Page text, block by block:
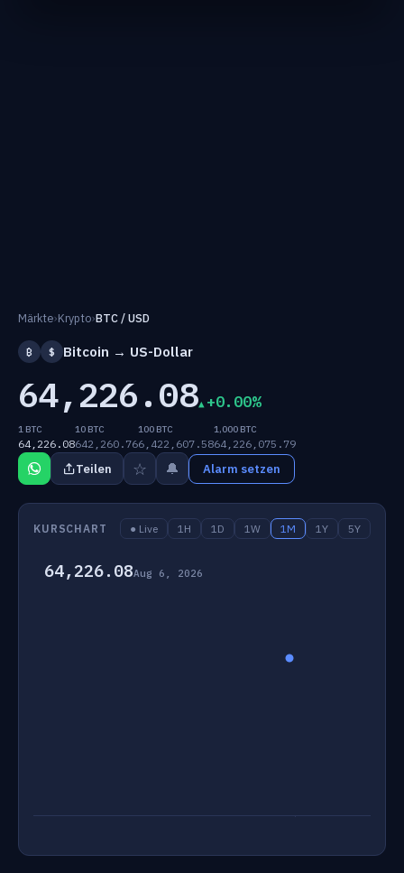
Märkte›Krypto›BTC / USD
₿ $ Bitcoin → US-Dollar
64,226.08 +0.00%
1 BTC
64,226.08
10 BTC
642,260.76
100 BTC
6,422,607.58
1,000 BTC
64,226,075.79
Teilen ☆ 🔔 Alarm setzen
KURSCHART ● Live 1H 1D 1W 1M 1Y 5Y
64,226.08Aug 6, 2026